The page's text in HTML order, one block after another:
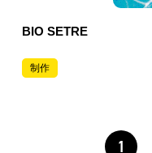
BIO SETRE
制作
1